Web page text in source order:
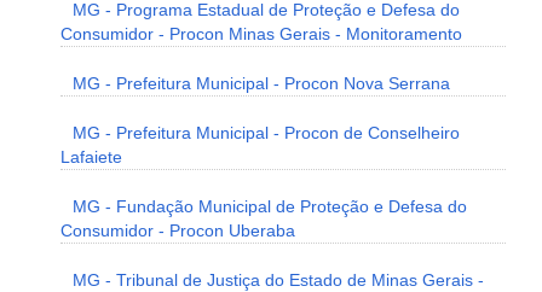
MG - Programa Estadual de Proteção e Defesa do
Consumidor - Procon Minas Gerais - Monitoramento
MG - Prefeitura Municipal - Procon Nova Serrana
MG - Prefeitura Municipal - Procon de Conselheiro
Lafaiete
MG - Fundação Municipal de Proteção e Defesa do
Consumidor - Procon Uberaba
MG - Tribunal de Justiça do Estado de Minas Gerais -